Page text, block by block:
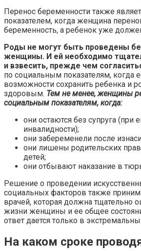
Перенос беременности также
показателем, когда женщина
беременность, а ребенок уже
Роды не могут быть проведены
женщины. И ей необходимо
и взвесить, прежде чем
по социальным показателям, когда
возможности сохранить ребенка и
здоровым. Тем не менее, женщины
социальным показателям, когда:
они остаются без супруга (при
инвалидности);
они забеременели после
они лишены родительских
детей;
они отбывают наказание в
Решение о проведении
социальных факторов также
врачей, которая должна тщательно
жизни женщины и ее общее
ответ дается только в
На каком сроке